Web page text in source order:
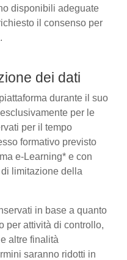
disponibili adeguate
il consenso per
dei dati
durante il suo
per le
per il tempo
formativo previsto
e-Learning* e con
limitazione della
in base a quanto
per attività di controllo,
altre finalità
saranno ridotti in